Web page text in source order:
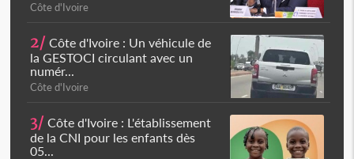
Côte d'Ivoire
2/ Côte d'Ivoire : Un véhicule de
la GESTOCI circulant avec un
numér...
Côte d'Ivoire
3/ Côte d'Ivoire : L'établissement
de la CNI pour les enfants dès
05...